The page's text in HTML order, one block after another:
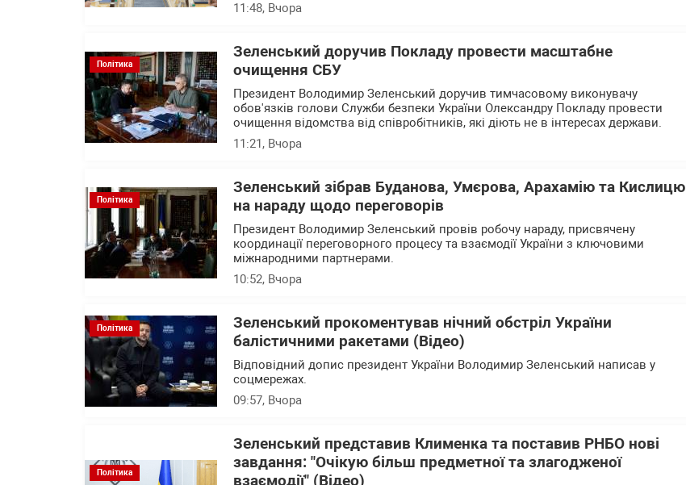
11:48, Вчора
Політика
Зеленський доручив Покладу провести масштабне
очищення СБУ
Президент Володимир Зеленський доручив тимчасовому виконувачу
обов'язків голови Служби безпеки України Олександру Покладу провести
очищення відомства від співробітників, які діють не в інтересах держави.
11:21, Вчора
Політика
Зеленський зібрав Буданова, Умєрова, Арахамію та Кислицю
на нараду щодо переговорів
Президент Володимир Зеленський провів робочу нараду, присвячену
координації переговорного процесу та взаємодії України з ключовими
міжнародними партнерами.
10:52, Вчора
Політика
Зеленський прокоментував нічний обстріл України
балістичними ракетами (Відео)
Відповідний допис президент України Володимир Зеленський написав у
соцмережах.
09:57, Вчора
Політика
Зеленський представив Клименка та поставив РНБО нові
завдання: "Очікую більш предметної та злагодженої
взаємодії" (Відео)